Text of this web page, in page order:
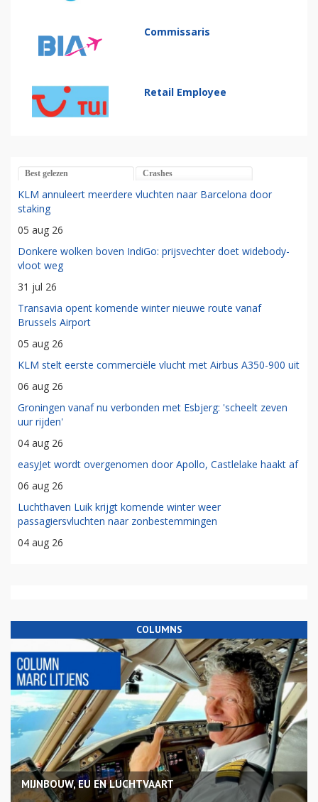
Commissaris
Retail Employee
Best gelezen Crashes
KLM annuleert meerdere vluchten naar Barcelona door
staking
05 aug 26
Donkere wolken boven IndiGo: prijsvechter doet widebody-
vloot weg
31 jul 26
Transavia opent komende winter nieuwe route vanaf
Brussels Airport
05 aug 26
KLM stelt eerste commerciële vlucht met Airbus A350-900 uit
06 aug 26
Groningen vanaf nu verbonden met Esbjerg: 'scheelt zeven
uur rijden'
04 aug 26
easyJet wordt overgenomen door Apollo, Castlelake haakt af
06 aug 26
Luchthaven Luik krijgt komende winter weer
passagiersvluchten naar zonbestemmingen
04 aug 26
COLUMNS
MIJNBOUW, EU EN LUCHTVAART